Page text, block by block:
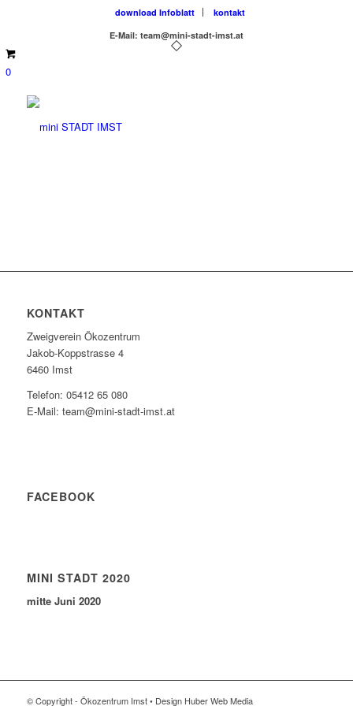
download Infoblatt
kontakt
E-Mail: team@mini-stadt-imst.at
0
KONTAKT
Zweigverein Ökozentrum
Jakob-Koppstrasse 4
6460 Imst
Telefon: 05412 65 080
E-Mail: team@mini-stadt-imst.at
FACEBOOK
MINI STADT 2020
mitte Juni 2020
© Copyright - Ökozentrum Imst • Design Huber Web Media